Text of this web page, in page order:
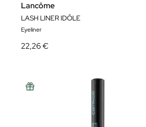
Lancôme
LASH LINER IDÔLE
Eyeliner
22,26 €